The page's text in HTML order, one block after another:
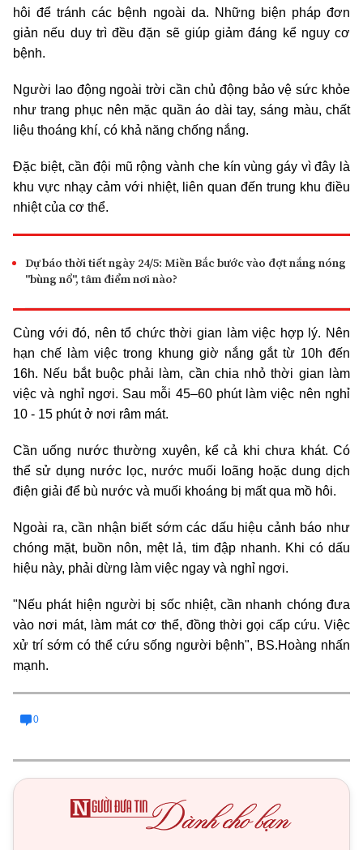
hôi để tránh các bệnh ngoài da. Những biện pháp đơn
giản nếu duy trì đều đặn sẽ giúp giảm đáng kể nguy cơ
bệnh.
Người lao động ngoài trời cần chủ động bảo vệ sức khỏe
như trang phục nên mặc quần áo dài tay, sáng màu, chất
liệu thoáng khí, có khả năng chống nắng.
Đặc biệt, cần đội mũ rộng vành che kín vùng gáy vì đây là
khu vực nhạy cảm với nhiệt, liên quan đến trung khu điều
nhiệt của cơ thể.
Dự báo thời tiết ngày 24/5: Miền Bắc bước vào đợt nắng nóng
"bùng nổ", tâm điểm nơi nào?
Cùng với đó, nên tổ chức thời gian làm việc hợp lý. Nên
hạn chế làm việc trong khung giờ nắng gắt từ 10h đến
16h. Nếu bắt buộc phải làm, cần chia nhỏ thời gian làm
việc và nghỉ ngơi. Sau mỗi 45–60 phút làm việc nên nghỉ
10 - 15 phút ở nơi râm mát.
Cần uống nước thường xuyên, kể cả khi chưa khát. Có
thể sử dụng nước lọc, nước muối loãng hoặc dung dịch
điện giải để bù nước và muối khoáng bị mất qua mồ hôi.
Ngoài ra, cần nhận biết sớm các dấu hiệu cảnh báo như
chóng mặt, buồn nôn, mệt lả, tim đập nhanh. Khi có dấu
hiệu này, phải dừng làm việc ngay và nghỉ ngơi.
"Nếu phát hiện người bị sốc nhiệt, cần nhanh chóng đưa
vào nơi mát, làm mát cơ thể, đồng thời gọi cấp cứu. Việc
xử trí sớm có thể cứu sống người bệnh", BS.Hoàng nhấn
mạnh.
0